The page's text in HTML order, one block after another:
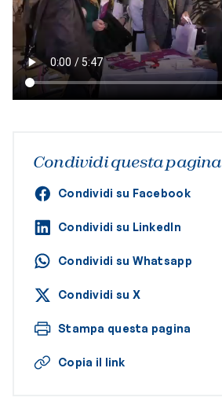
Condividi questa pagina
Condividi su Facebook
Condividi su LinkedIn
Condividi su Whatsapp
Condividi su X
Stampa questa pagina
Copia il link